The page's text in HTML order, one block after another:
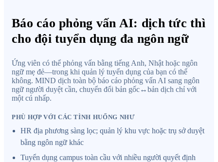
Báo cáo phỏng vấn AI: dịch tức thì
cho đội tuyển dụng đa ngôn ngữ
Ứng viên có thể phỏng vấn bằng tiếng Anh, Nhật hoặc ngôn
ngữ mẹ đẻ—trong khi quản lý tuyển dụng của bạn có thể
không. MIND dịch toàn bộ báo cáo phỏng vấn AI sang ngôn
ngữ người duyệt cần, chuyển đổi bản gốc↔bản dịch chỉ với
một cú nhấp.
PHÙ HỢP VỚI CÁC TÌNH HUỐNG NHƯ
HR địa phương sàng lọc; quản lý khu vực hoặc trụ sở duyệt
bằng ngôn ngữ khác
Tuyển dụng campus toàn cầu với nhiều người quyết định